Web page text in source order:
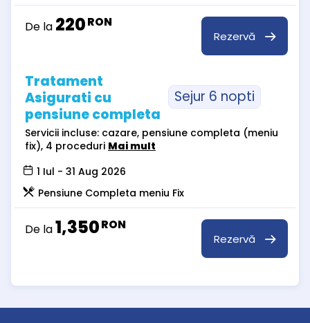
De la 220RON
Rezervă
Tratament
Asigurati cu
pensiune completa
Sejur 6 nopti
Servicii incluse: cazare, pensiune completa (meniu
fix), 4 proceduri Mai mult
1 Iul - 31 Aug 2026
Pensiune Completa meniu Fix
De la1,350RON
Rezervă